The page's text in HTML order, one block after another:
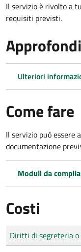
Il servizio è rivolto a
requisiti previsti.
Ulteriori
Come fare
Il servizio può
documentazione
Moduli da
Costi
Tipo di pagamento
Importo
Diritti di segreteria